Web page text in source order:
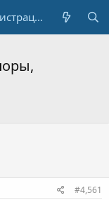
Регистрация
#4,561